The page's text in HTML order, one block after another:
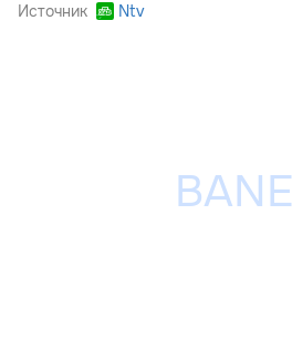
Источник Ntv